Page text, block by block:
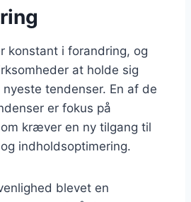
konstant i forandring, og
at holde sig
tendenser. En af de
er fokus på
kræver en ny tilgang til
indholdsoptimering.
blevet en